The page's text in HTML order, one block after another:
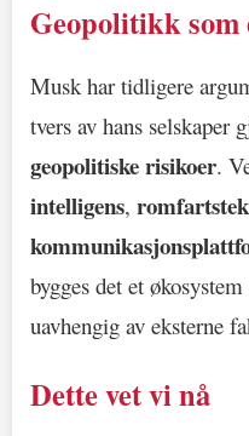
Geopolitikk
Musk har tidligere
tvers av hans selskaper
geopolitiske risikoer.
intelligens,
bygges det et
uavhengig av eksterne
Dette vet vi nå